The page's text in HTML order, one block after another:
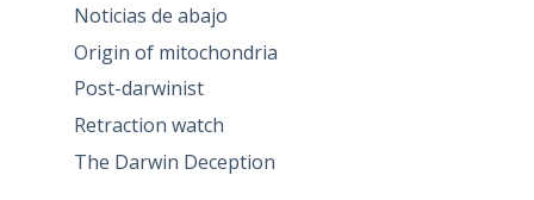
Noticias de abajo
Origin of mitochondria
Post-darwinist
Retraction watch
The Darwin Deception